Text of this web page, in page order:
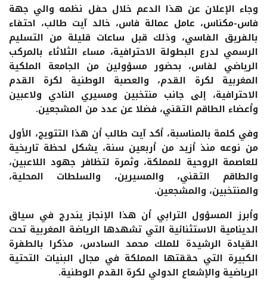
وجاء الإعلان عن هذا الدعم خلال حفل نظمه والي جهة
فاس-مكناس، عامل عمالة فاس، خالد آيت طالب، احتفاء
بالفريق الفاسي، وذلك قبل ساعات قليلة من التسليم
الرسمي لدرع البطولة الاحترافية، مساء الثلاثاء بالمركب
الرياضي لفاس، بحضور مسؤولين من الجامعة الملكية
المغربية لكرة القدم، والعصبة الوطنية لكرة القدم
الاحترافية، إلى جانب منتخبين ومسيري النادي ولاعبين
وأعضاء الطاقم التقني، فضلا عن عدد من المشجعين.
وفي كلمة بالمناسبة، أكد آيت طالب أن هذا التتويج، الأول
من نوعه منذ أزيد من أربعين سنة، يشكل لحظة تاريخية
للعاصمة الروحية للمملكة، وثمرة لتظافر جهود اللاعبين،
والطاقم التقني، والمسيرين، والسلطات المحلية،
والمنتخبين، والمشجعين.
وأبرز المسؤول الترابي أن هذا الإنجاز يندرج في سياق
الدينامية الاستثنائية التي تشهدها الرياضة المغربية تحت
القيادة الرشيدة للملك محمد السادس، مذكرا بالطفرة
الكبيرة التي حققتها المملكة في مجال البنيات التحتية
الرياضية والإشعاع الدولي لكرة القدم الوطنية.